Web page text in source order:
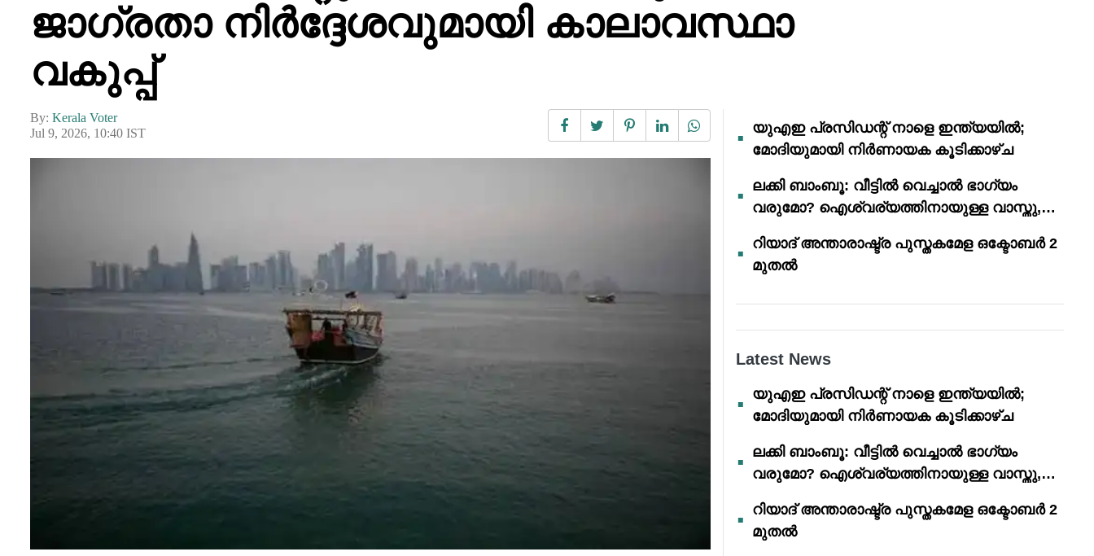
ജാഗ്രതാ നിർദ്ദേശവുമായി കാലാവസ്ഥാ
വകുപ്പ്
By: Kerala Voter
Jul 9, 2026, 10:40 IST
യുഎഇ പ്രസിഡന്റ് നാളെ ഇന്ത്യയിൽ;
മോദിയുമായി നിർണായക കൂടിക്കാഴ്ച
ലക്കി ബാംബൂ: വീട്ടിൽ വെച്ചാൽ ഭാഗ്യം
വരുമോ? ഐശ്വര്യത്തിനായുള്ള വാസ്തു,
റിയാദ് അന്താരാഷ്ട്ര പുസ്തകമേള ഒക്ടോബർ 2
മുതൽ
Latest News
യുഎഇ പ്രസിഡന്റ് നാളെ ഇന്ത്യയിൽ;
മോദിയുമായി നിർണായക കൂടിക്കാഴ്ച
ലക്കി ബാംബൂ: വീട്ടിൽ വെച്ചാൽ ഭാഗ്യം
വരുമോ? ഐശ്വര്യത്തിനായുള്ള വാസ്തു,
റിയാദ് അന്താരാഷ്ട്ര പുസ്തകമേള ഒക്ടോബർ 2
മുതൽ